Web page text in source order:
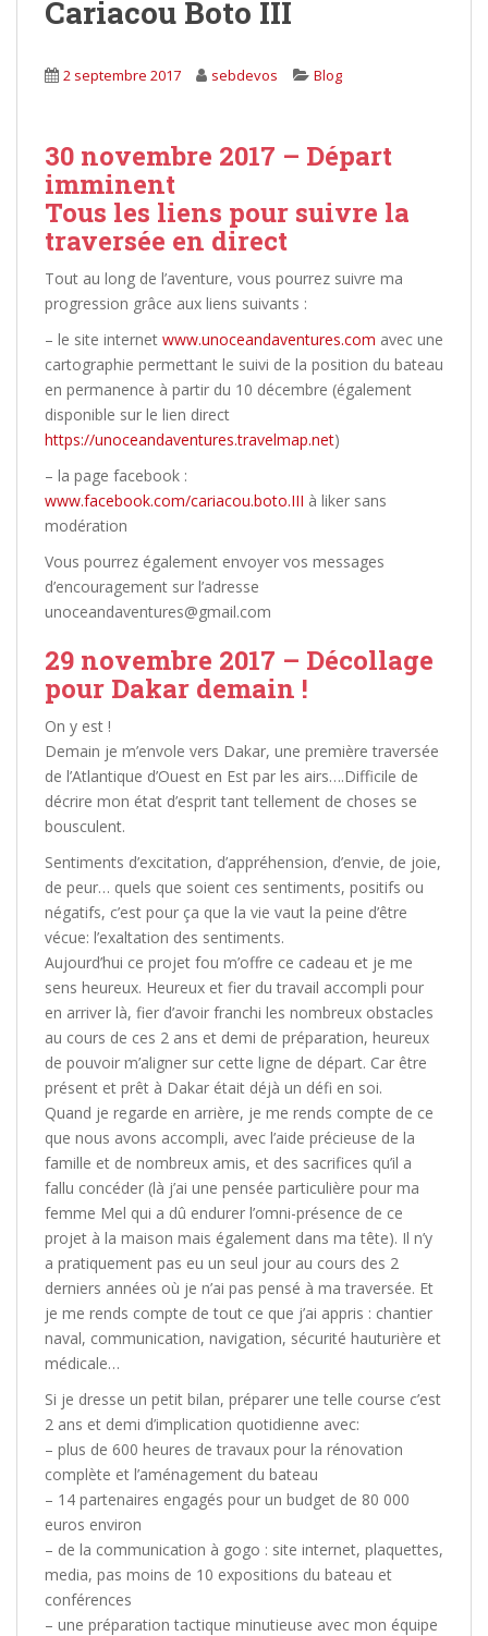
Cariacou Boto III
2 septembre 2017 sebdevos Blog
30 novembre 2017 – Départ
imminent
Tous les liens pour suivre la
traversée en direct
Tout au long de l’aventure, vous pourrez suivre ma
progression grâce aux liens suivants :
– le site internet www.unoceandaventures.com avec une
cartographie permettant le suivi de la position du bateau
en permanence à partir du 10 décembre (également
disponible sur le lien direct
https://unoceandaventures.travelmap.net)
– la page facebook :
www.facebook.com/cariacou.boto.III à liker sans
modération
Vous pourrez également envoyer vos messages
d’encouragement sur l’adresse
unoceandaventures@gmail.com
29 novembre 2017 – Décollage
pour Dakar demain !
On y est !
Demain je m’envole vers Dakar, une première traversée
de l’Atlantique d’Ouest en Est par les airs….Difficile de
décrire mon état d’esprit tant tellement de choses se
bousculent.
Sentiments d’excitation, d’appréhension, d’envie, de joie,
de peur… quels que soient ces sentiments, positifs ou
négatifs, c’est pour ça que la vie vaut la peine d’être
vécue: l’exaltation des sentiments.
Aujourd’hui ce projet fou m’offre ce cadeau et je me
sens heureux. Heureux et fier du travail accompli pour
en arriver là, fier d’avoir franchi les nombreux obstacles
au cours de ces 2 ans et demi de préparation, heureux
de pouvoir m’aligner sur cette ligne de départ. Car être
présent et prêt à Dakar était déjà un défi en soi.
Quand je regarde en arrière, je me rends compte de ce
que nous avons accompli, avec l’aide précieuse de la
famille et de nombreux amis, et des sacrifices qu’il a
fallu concéder (là j’ai une pensée particulière pour ma
femme Mel qui a dû endurer l’omni-présence de ce
projet à la maison mais également dans ma tête). Il n’y
a pratiquement pas eu un seul jour au cours des 2
derniers années où je n’ai pas pensé à ma traversée. Et
je me rends compte de tout ce que j’ai appris : chantier
naval, communication, navigation, sécurité hauturière et
médicale…
Si je dresse un petit bilan, préparer une telle course c’est
2 ans et demi d’implication quotidienne avec:
– plus de 600 heures de travaux pour la rénovation
complète et l’aménagement du bateau
– 14 partenaires engagés pour un budget de 80 000
euros environ
– de la communication à gogo : site internet, plaquettes,
media, pas moins de 10 expositions du bateau et
conférences
– une préparation tactique minutieuse avec mon équipe